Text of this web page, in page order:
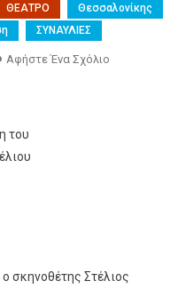
ΘΕΑΤΡΟ
Θεσσαλονίκης
ΣΥΝΑΥΛΙΕΣ
Αφήστε Ένα Σχόλιο
του
σκηνοθέτης Στέλιος